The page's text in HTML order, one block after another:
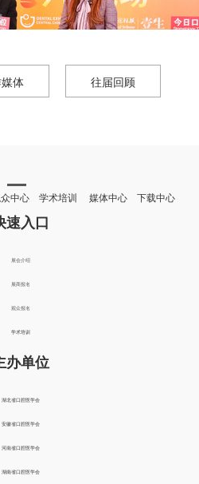
体 往届回顾
中心 学术培训 媒体中心 下载中心
速入口
展会介绍
展商报名
观众报名
学术培训
办单位
湖北省口腔医学会
安徽省口腔医学会
河南省口腔医学会
湖南省口腔医学会